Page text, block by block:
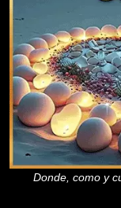
Donde, como y